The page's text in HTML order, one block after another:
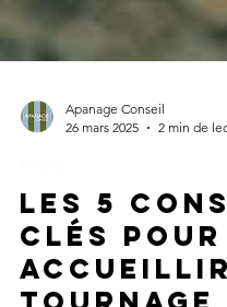
Projets
Les 5
clés pour